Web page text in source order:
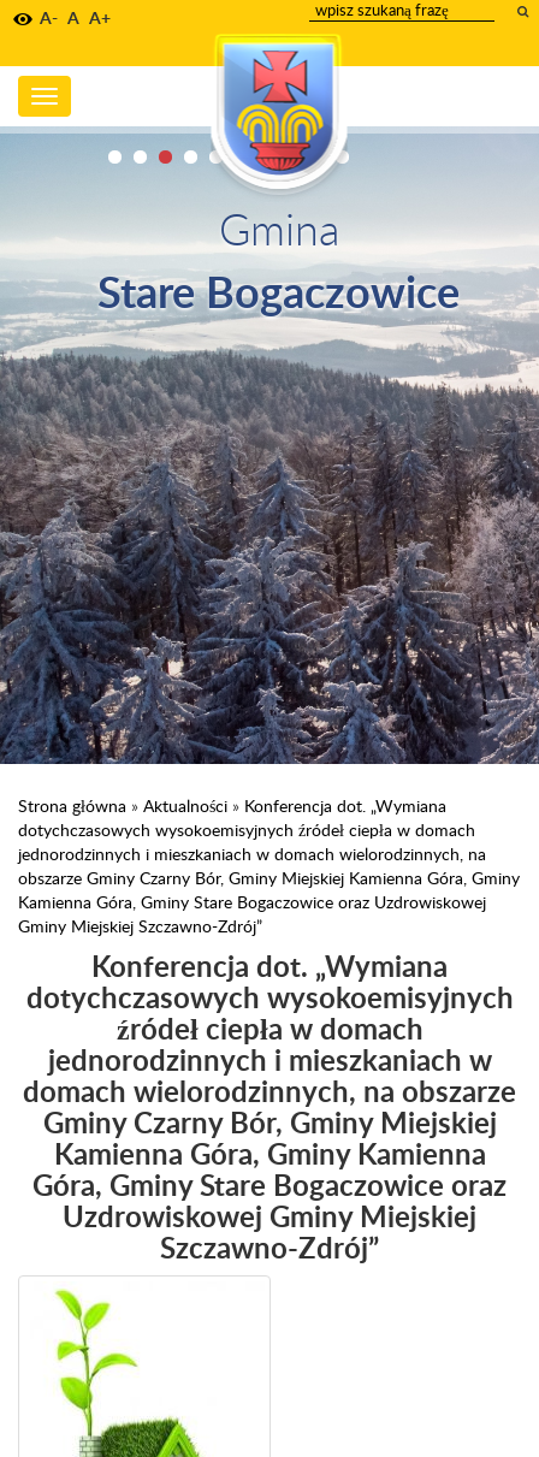
A- A A+
wpisz
szukany
tekst
Toggle
navigation
Gmina
Stare Bogaczowice
Strona główna » Aktualności » Konferencja dot. „Wymiana
dotychczasowych wysokoemisyjnych źródeł ciepła w domach
jednorodzinnych i mieszkaniach w domach wielorodzinnych, na
obszarze Gminy Czarny Bór, Gminy Miejskiej Kamienna Góra, Gminy
Kamienna Góra, Gminy Stare Bogaczowice oraz Uzdrowiskowej
Gminy Miejskiej Szczawno-Zdrój”
Konferencja dot. „Wymiana
dotychczasowych wysokoemisyjnych
źródeł ciepła w domach
jednorodzinnych i mieszkaniach w
domach wielorodzinnych, na obszarze
Gminy Czarny Bór, Gminy Miejskiej
Kamienna Góra, Gminy Kamienna
Góra, Gminy Stare Bogaczowice oraz
Uzdrowiskowej Gminy Miejskiej
Szczawno-Zdrój”